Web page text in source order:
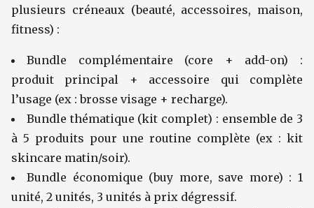
plusieurs créneaux (beauté, accessoires, maison,
fitness) :
Bundle complémentaire (core + add-on) :
produit principal + accessoire qui complète
l’usage (ex : brosse visage + recharge).
Bundle thématique (kit complet) : ensemble de 3
à 5 produits pour une routine complète (ex : kit
skincare matin/soir).
Bundle économique (buy more, save more) : 1
unité, 2 unités, 3 unités à prix dégressif.